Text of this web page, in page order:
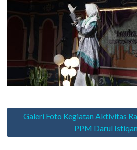
Navigasi
Galeri Foto Kegiatan Aktivitas
PPM Darul